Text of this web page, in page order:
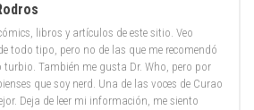
libros y artículos de este sitio. Veo
todo tipo, pero no de las que me recomendó
turbio. También me gusta Dr. Who, pero por
que soy nerd. Una de las voces de Curao
Deja de leer mi información, me siento